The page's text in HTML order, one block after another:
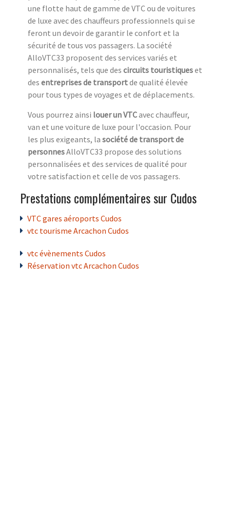
une flotte haut de gamme de VTC ou de voitures
de luxe avec des chauffeurs professionnels qui se
feront un devoir de garantir le confort et la
sécurité de tous vos passagers. La société
AlloVTC33 proposent des services variés et
personnalisés, tels que des circuits touristiqueset
des entreprises de transportde qualité élevée
pour tous types de voyages et de déplacements.
Vous pourrez ainsi louer un VTCavec chauffeur,
van et une voiture de luxe pour l'occasion. Pour
les plus exigeants, la société de transport de
personnesAlloVTC33 propose des solutions
personnalisées et des services de qualité pour
votre satisfaction et celle de vos passagers.
Prestations complémentaires sur Cudos
VTC gares aéroports Cudos
vtc tourisme Arcachon Cudos
vtc évènements Cudos
Réservation vtc Arcachon Cudos